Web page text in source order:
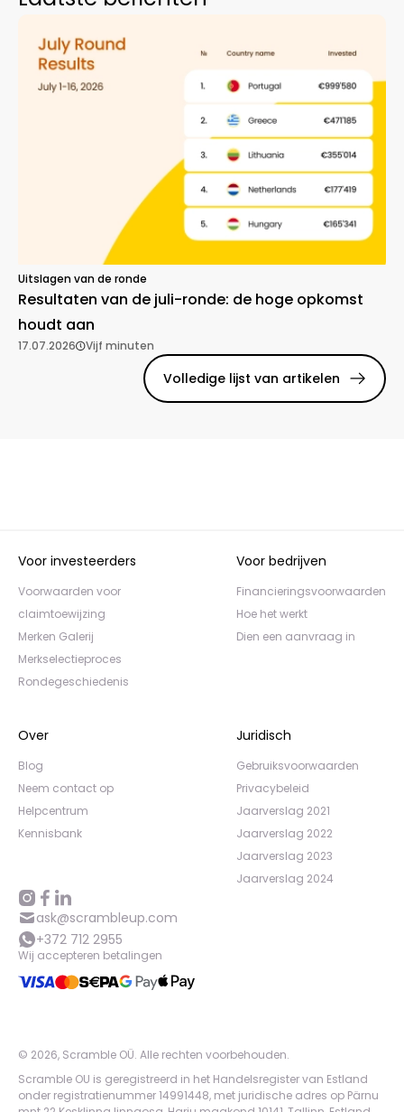
Uitslagen van de ronde
Resultaten van de juli-ronde: de hoge opkomst
houdt aan
17.07.2026 Vijf minuten
Volledige lijst van artikelen
Voor investeerders
Voorwaarden voor
claimtoewijzing
Merken Galerij
Merkselectieproces
Rondegeschiedenis
Voor bedrijven
Financieringsvoorwaarden
Hoe het werkt
Dien een aanvraag in
Over
Blog
Neem contact op
Helpcentrum
Kennisbank
Juridisch
Gebruiksvoorwaarden
Privacybeleid
Jaarverslag 2021
Jaarverslag 2022
Jaarverslag 2023
Jaarverslag 2024
ask@scrambleup.com
+372 712 2955
Wij accepteren betalingen
© 2026, Scramble OÜ. Alle rechten voorbehouden.
Scramble OU is geregistreerd in het Handelsregister van Estland
onder registratienummer 14991448, met juridische adres op Pärnu